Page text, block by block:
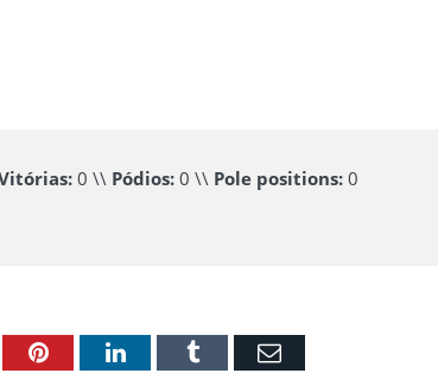
0 \\ Pódios:0 \\ Pole positions:0
PinterestLinkedInTumblr Email